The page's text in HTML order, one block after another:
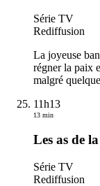
Série TV
Rediffusion
La joyeuse
régner la paix
malgré
11h13
13 min
Les as de
Série TV
Rediffusion